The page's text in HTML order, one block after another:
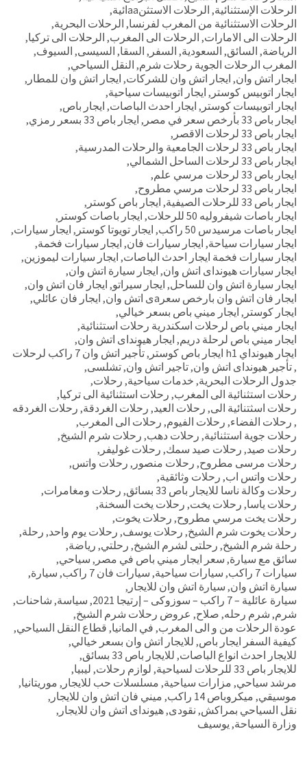
الرحلات الإستثنائية, الرحلات الاستثنaaائية
,
الرحلات الاستثنائية من المغرب لفرنسا, الرحلات البحرية,
الرحلات الى الامارات, الرحلات الى المغرب, الرحلات الى تركيا,
الرياضة, السائق, السعودية, السفر , السقا, السيسى, السيوف,
المغرب الرحلات الجوية رحلات شرم, النقل السياحي,
ايجار اتش وان, ايجار اتش وان للشركات, ايجار اتش وان للمطار ,
ايجار اتوبيس كوستر , ايجار اتوبيسات سياحية,
ايجار اتوبيسات كوستر , ايجار احدث الباصات, ايجار باص,
ايجار باص 33 بأرخص سعر في مصر
, ايجار باص 33 بسعر رمزي
,
ايجار باص 33 لرحلات الاقصر
,
ايجار باص 33 لرحلات الجامعية والرحلات المدرسية
,
ايجار باص 33 لرحلات الساحل الشمالي
,
ايجار باص 33 لرحلات مرسي علم
,
ايجار باص 33 لرحلات مرسي مطروح
,
ايجار باص 33 للرحلات الصيفية
, ايجار باص كوستر ,
ايجار باصات شيفروليه 50 للرحلات
, ايجار باصات كوستر ,
ايجار باصات مرسيدس 50 راكب
, ايجار تويوتا كوستر , ايجار سيارات,
ايجار سيارات سياحة, ايجار سيارات فان, ايجار سيارات فخمة,
ايجار سيارات فخمة ايجار احدث الباصات, ايجار سيارات ليموزين,
ايجار سيارات هيونداى اتش وان, ايجار سيارة اتش وان,
ايجار سيارة اتش وان للساحل, ايجار سيراتو, ايجار فان اتش وان,
ايجار فان اتش وان بارخص سعرaى اتش وان
, ايجار فان عائلي,
ايجار كوستر , ايجار ميني باص بسعر خيالي,
ايجار ميني باص لرحلات اسكندرية رحلات استثنائية,
ايجار ميني باص لرحلة دريم, ايجار هيونداى اتش وان,
ايجار هيونداي h1 ايجار باص كوستر
,تأجير اتش وان 7 راكب لرحلات
,تأجير هيونداى اتش وان,تاجير اتش وان,تشلسى,
جدول الرحلات البحرية, خدمات سياحية, رحلات,
رحلات استثنائية الى المغرب, رحلات استثنائية الى تركيا,
رحلات اسثتنائية الى, رحلات العيد, رحلات الغردقة, رحلات الغردقه
, رحلات الفضاء, رحلات الفيوم, رحلات الى المغرب,
رحلات جوية استثنائية, رحلات دهب, رحلات شرم الشيخ,
رحلات صيد, رحلات صيد سمك, رحلات غوليفر ,
رحلات مرسى مطروح, رحلات منصور , رحلات واتس,
رحلات واتس اب, رحلات وثائقية,
رحلات وكالة ناسا للايجار باص 33 بسائق
, رحلات ومغامرات,
رحلات ياسا, رحلات يخت, رحلات يخت السخنة,
رحلات يخت مرسي مطروح, رحلات يخوت,
رحلات يخوت شرم الشيخ, رحلات يوسف, رحلات يوم واحد, رحلة,
رحلة شرم الشيخ, رحلتى لشرم الشيخ, رحلتي, رياضة,
سائق مع سيارة, سعر ايجار ميني باص في مصر , سياحي,
سيارات 7 راكب
, سيارات سياحية, سيارات فان 7 راكب , سيارة,
سيارة اتش وان, سيارة اتش وان للايجار ,
سيارة عائلية – 7 راكب – سوزوكى – إرتيجا 2021
, سياسة, شاحنات,
شرم, شرم رحله, صلاح, عروض رحلات شرم الشيخ,
عودة الرحلات من و الى المغرب, في المانيا, قطاع النقل السياحي,
كيفية السفر ايجار باص, للايجار اتش وان بسعر خيالي,
للايجار احدث انواع الباصات, للايجار باص 33 بسائق
,
للايجار باص 33 للرحلات لسياحية
, لوازم رحلات, ليبيا,
مرشد سياحي, مزارات سياحية, مسلسلات حب للايجار , موريتانيا,
موسيقي, ميكروباص 14 راكب , ميني فان اتش وان للايجار ,
نقل السياحي بمراكش, نقودى,هيونداى اتش وان للايجار ,
وزارة السياحة, يوسيف